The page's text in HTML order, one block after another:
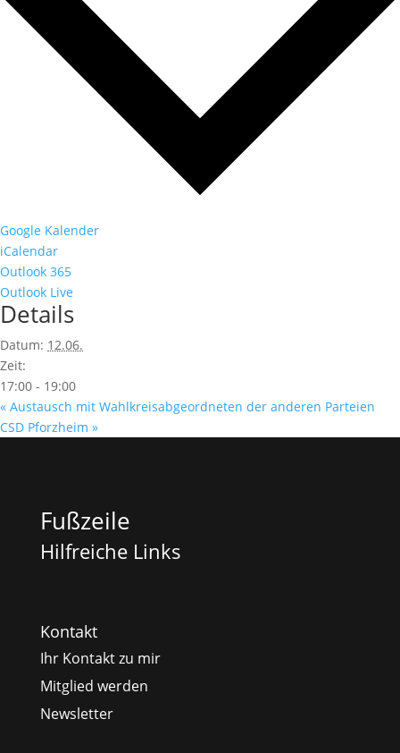
Google Kalender
iCalendar
Outlook 365
Outlook Live
Details
Datum: 12.06.
Zeit:
17:00 - 19:00
« Austausch mit Wahlkreisabgeordneten der anderen Parteien
CSD Pforzheim »
Fußzeile
Hilfreiche Links
Kontakt
Ihr Kontakt zu mir
Mitglied werden
Newsletter